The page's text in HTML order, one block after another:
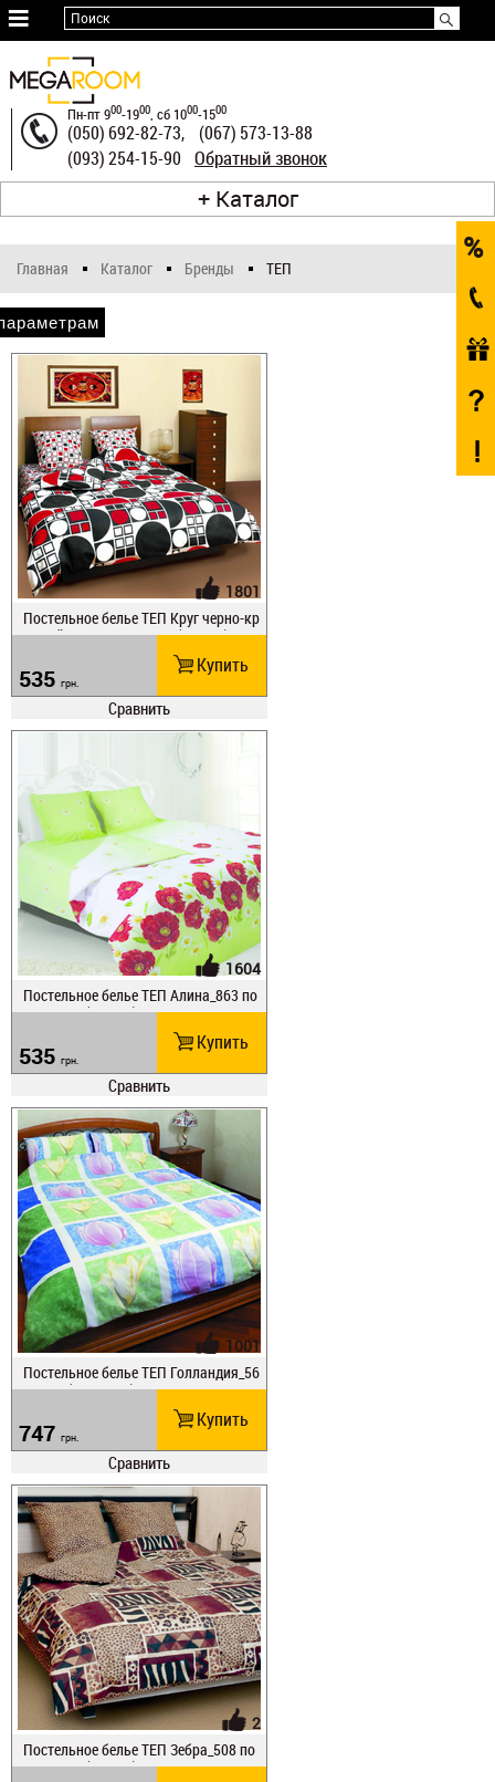
≡
Оплата
и
доставка
Гарантия
О
нас
Статьи
Рассрочка
Контакты
Поиск
Пн-пт 900-1900, сб 1000-1500
Телефоны
Обратный звонок
(050) 692-82-73,
(067) 573-13-88
(093) 254-15-90
Каталог
Главная Каталог Бренды ТЕП
1801
Постельное белье ТЕП Круг черно-кр
асный _531 полуторное (531_пт)
535 грн.
Купить
Сравнить
1604
Постельное белье ТЕП Алина_863 по
луторное (863_пт)
535 грн.
Купить
Сравнить
1001
Постельное белье ТЕП Голландия_56
6 евро (566_евро)
747 грн.
Купить
Сравнить
2
Постельное белье ТЕП Зебра_508 по
луторное (508_пт)